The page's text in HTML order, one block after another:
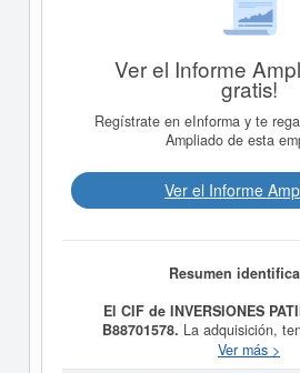
Ver el Informe
gratis!
Regístrate en eInforma y te
Ampliado de esta
Ver el Informe
Resumen
El CIF de INVERSIONES
B88701578. La adquisición,
administración y enajenación de
mobiliarios por cuenta propia,
Ver más >